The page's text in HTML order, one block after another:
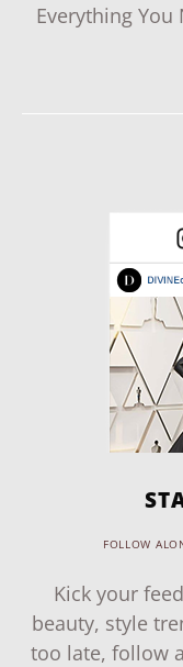
Everything
FOLLOW
Kick your
beauty, style
too late, follow